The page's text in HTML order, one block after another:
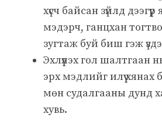
хүсч байсан зүйлд
мэдэрч, ганцхан
зугтаж буй биш гэж
Эхлүүлэх гол шалтгаан
эрх мэдлийг илүү
мөн судалгааны дунд
хувь.